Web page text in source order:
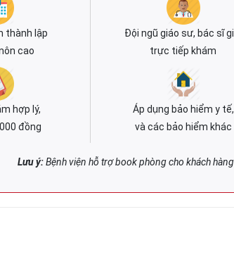
thành lập
cao
Đội ngũ giáo sư, bác sĩ
trực tiếp khám
hợp lý,
đồng
Áp dụng bảo hiểm y tế,
và các bảo hiểm khác
Lưu ý:Bệnh viện hỗ trợ book phòng cho khách